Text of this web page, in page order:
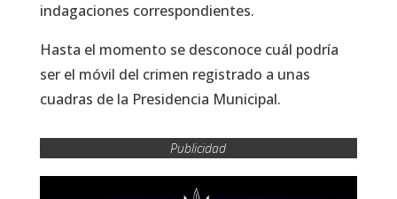
indagaciones correspondientes.
Hasta el momento se desconoce cuál podría
ser el móvil del crimen registrado a unas
cuadras de la Presidencia Municipal.
Publicidad